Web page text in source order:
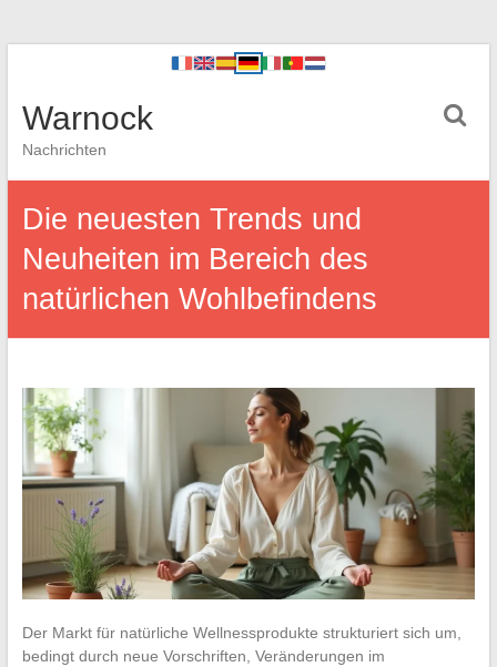
Warnock
Nachrichten
Die neuesten Trends und
Neuheiten im Bereich des
natürlichen Wohlbefindens
Der Markt für natürliche Wellnessprodukte strukturiert sich um,
bedingt durch neue Vorschriften, Veränderungen im